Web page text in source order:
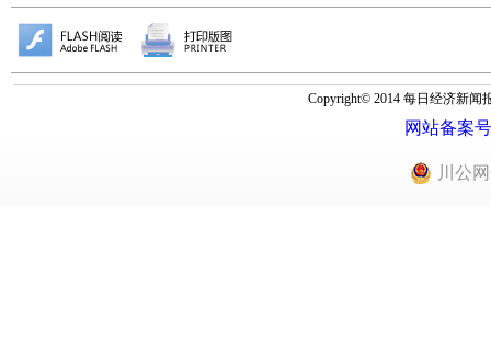
Copyright© 2014 每日经济新
网站备案
川公